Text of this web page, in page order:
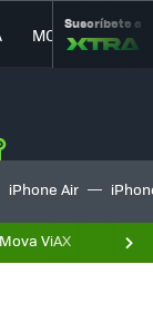
MOVILIDAD
Suscríbete a
iPhone Air
ViAX